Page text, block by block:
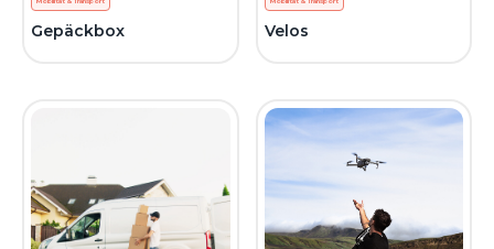
Gepäckbox Velos